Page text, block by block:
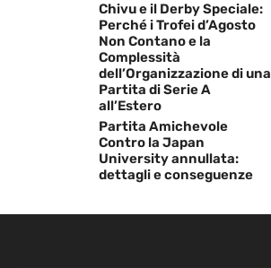
Chivu e il Derby Speciale:
Perché i Trofei d’Agosto
Non Contano e la
Complessità
dell’Organizzazione di una
Partita di Serie A
all’Estero
Partita Amichevole
Contro la Japan
University annullata:
dettagli e conseguenze